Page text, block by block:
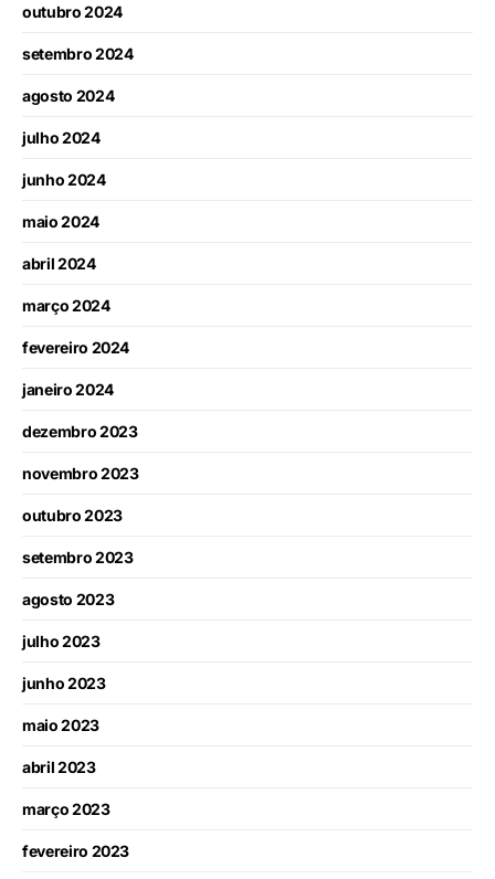
outubro 2024
setembro 2024
agosto 2024
julho 2024
junho 2024
maio 2024
abril 2024
março 2024
fevereiro 2024
janeiro 2024
dezembro 2023
novembro 2023
outubro 2023
setembro 2023
agosto 2023
julho 2023
junho 2023
maio 2023
abril 2023
março 2023
fevereiro 2023